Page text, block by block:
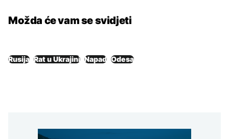
Možda će vam se svidjeti
Rusija Rat u Ukrajini Napad Odesa